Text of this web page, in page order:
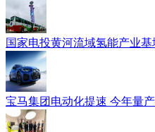
国家电投黄河流域氢能产业
宝马集团电动化提速 今年量